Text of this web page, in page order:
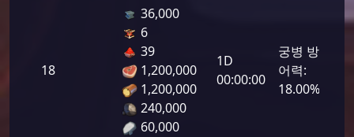
18
36,000
6
39
1,200,000
1,200,000
240,000
60,000
1D
00:00:00
궁병 방
어력:
18.00%